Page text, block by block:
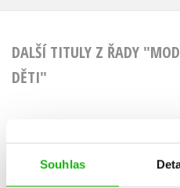
Souhlas
DALŠÍ TITULY Z ŘADY
DĚTI"